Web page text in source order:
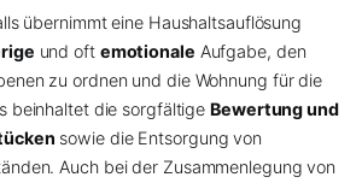
übernimmt eine Haushaltsauflösung
und oft emotionale Aufgabe, den
zu ordnen und die Wohnung für die
beinhaltet die sorgfältigeBewertung und
sowie die Entsorgung von
Auch bei der Zusammenlegung von